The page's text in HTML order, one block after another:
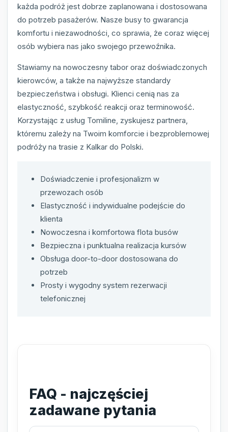
każda podróż jest dobrze zaplanowana i dostosowana
do potrzeb pasażerów. Nasze busy to gwarancja
komfortu i niezawodności, co sprawia, że coraz więcej
osób wybiera nas jako swojego przewoźnika.
Stawiamy na nowoczesny tabor oraz doświadczonych
kierowców, a także na najwyższe standardy
bezpieczeństwa i obsługi. Klienci cenią nas za
elastyczność, szybkość reakcji oraz terminowość.
Korzystając z usług Tomiline, zyskujesz partnera,
któremu zależy na Twoim komforcie i bezproblemowej
podróży na trasie z Kalkar do Polski.
Doświadczenie i profesjonalizm w
przewozach osób
Elastyczność i indywidualne podejście do
klienta
Nowoczesna i komfortowa flota busów
Bezpieczna i punktualna realizacja kursów
Obsługa door-to-door dostosowana do
potrzeb
Prosty i wygodny system rezerwacji
telefonicznej
FAQ - najczęściej
zadawane pytania